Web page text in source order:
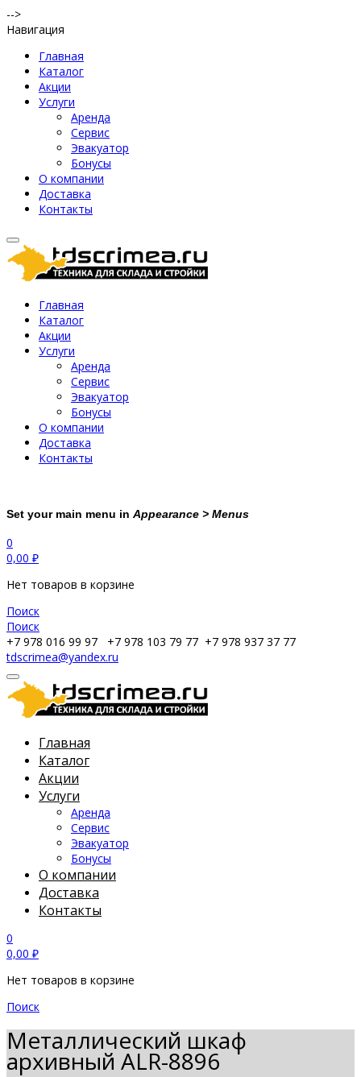
-->
Навигация
Главная
Каталог
Акции
Услуги
Аренда
Сервис
Эвакуатор
Бонусы
О компании
Доставка
Контакты
Главная
Каталог
Акции
Услуги
Аренда
Сервис
Эвакуатор
Бонусы
О компании
Доставка
Контакты
Set your main menu in Appearance > Menus
0
0,00 ₽
Нет товаров в корзине
Поиск
Поиск
+7 978 016 99 97
+7 978 103 79 77 +7 978 937 37 77
tdscrimea@yandex.ru
Главная
Каталог
Акции
Услуги
Аренда
Сервис
Эвакуатор
Бонусы
О компании
Доставка
Контакты
0
0,00 ₽
Нет товаров в корзине
Поиск
Металлический шкаф
архивный АLR-8896